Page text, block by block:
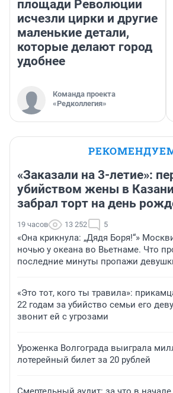
площади Революции
исчезли цирки и другие
маленькие детали,
которые делают город
удобнее
Команда проекта
«Редколлегия»
«Заказали на 3-летие»:
убийством жены в
забрал торт на день
19 часов 13 252 5
«Она крикнула: „Дядя Боря!“»
ночью у океана во Вьетнаме. Что
последние минуты пропажи
«Это тот, кого ты травила»:
22 годам за убийство семьи его
звонит ей с угрозами
Уроженка Волгограда выиграла
лотерейный билет за 20 рублей